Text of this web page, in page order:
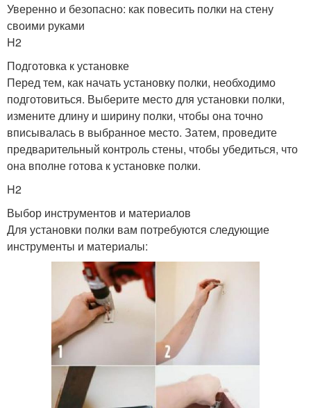
Уверенно и безопасно: как повесить полки на стену
своими руками
H2
Подготовка к установке
Перед тем, как начать установку полки, необходимо
подготовиться. Выберите место для установки полки,
измените длину и ширину полки, чтобы она точно
вписывалась в выбранное место. Затем, проведите
предварительный контроль стены, чтобы убедиться, что
она вполне готова к установке полки.
H2
Выбор инструментов и материалов
Для установки полки вам потребуются следующие
инструменты и материалы: